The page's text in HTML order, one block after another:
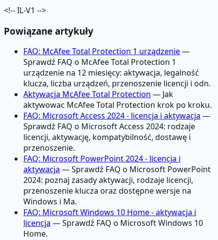
<!-- IL-V1 -->
Powiązane artykuły
FAQ: McAfee Total Protection 1 urządzenie—
Sprawdź FAQ o McAfee Total Protection 1
urządzenie na 12 miesięcy: aktywacja, legalność
klucza, liczba urządzeń, przenoszenie licencji i odn.
Aktywacja McAfee Total Protection — Jak
aktywowac McAfee Total Protection krok po kroku.
FAQ: Microsoft Access 2024 - licencja i aktywacja —
Sprawdź FAQ o Microsoft Access 2024: rodzaje
licencji, aktywację, kompatybilność, dostawę i
przenoszenie.
FAQ: Microsoft PowerPoint 2024 - licencja i
aktywacja — Sprawdź FAQ o Microsoft PowerPoint
2024: poznaj zasady aktywacji, rodzaje licencji,
przenoszenie klucza oraz dostępne wersje na
Windows i Ma.
FAQ: Microsoft Windows 10 Home - aktywacja i
licencja — Sprawdź FAQ o Microsoft Windows 10
Home.